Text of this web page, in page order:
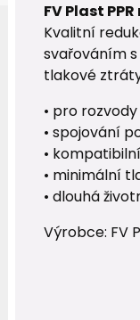
FV Plast
Kvalitní
svařováním
tlakové
• pro
• spojování
•
• minimální
• dlouhá
Výrobce: FV